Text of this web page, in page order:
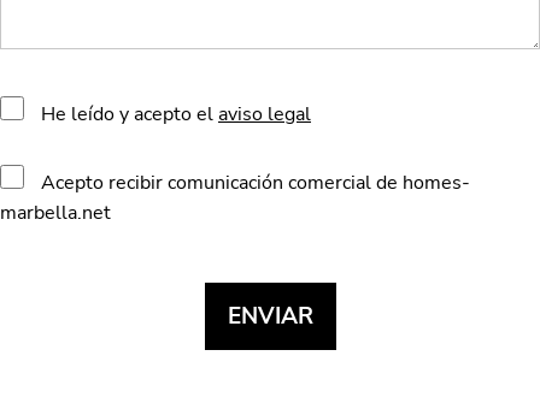
He leído y acepto elaviso legal
Acepto recibir comunicación comercial de homes-
marbella.net